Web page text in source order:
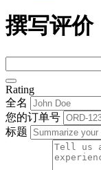
撰写评价
Rating
全名
您的订单号
标题